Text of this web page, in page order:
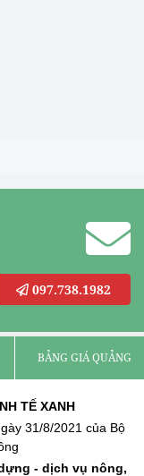
097.738.1982
BẢNG GIÁ QUẢNG
TẾ XANH
31/8/2021 của Bộ
- dịch vụ nông,